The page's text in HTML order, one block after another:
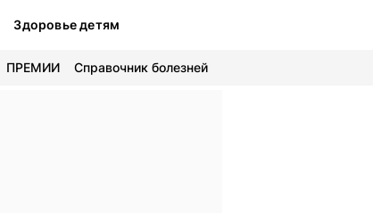
Здоровье детям
ПРЕМИИ Справочник болезней